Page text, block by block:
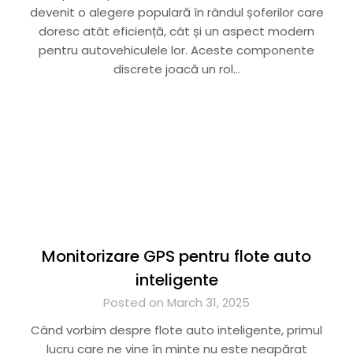
devenit o alegere populară în rândul șoferilor care
doresc atât eficiență, cât și un aspect modern
pentru autovehiculele lor. Aceste componente
discrete joacă un rol…
Monitorizare GPS pentru flote auto
inteligente
Posted on March 31, 2025
Când vorbim despre flote auto inteligente, primul
lucru care ne vine în minte nu este neapărat